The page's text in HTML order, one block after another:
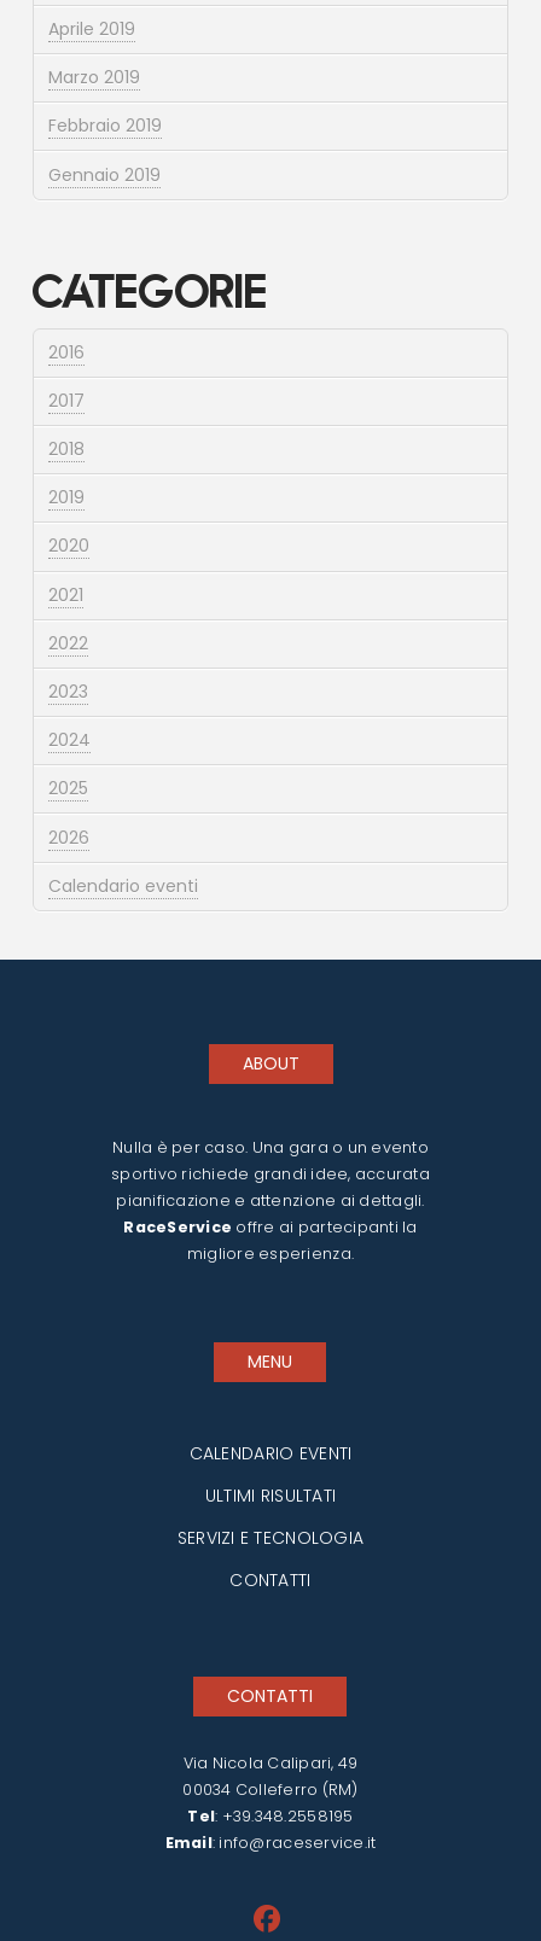
Aprile 2019
Marzo 2019
Febbraio 2019
Gennaio 2019
Categorie
2016
2017
2018
2019
2020
2021
2022
2023
2024
2025
2026
Calendario eventi
ABOUT
Nulla è per caso. Una gara o un evento
sportivo richiede grandi idee, accurata
pianificazione e attenzione ai dettagli.
RaceService offre ai partecipanti la
migliore esperienza.
MENU
CALENDARIO EVENTI
ULTIMI RISULTATI
SERVIZI E TECNOLOGIA
CONTATTI
CONTATTI
Via Nicola Calipari, 49
00034 Colleferro (RM)
Tel: +39.348.2558195
Email: info@raceservice.it